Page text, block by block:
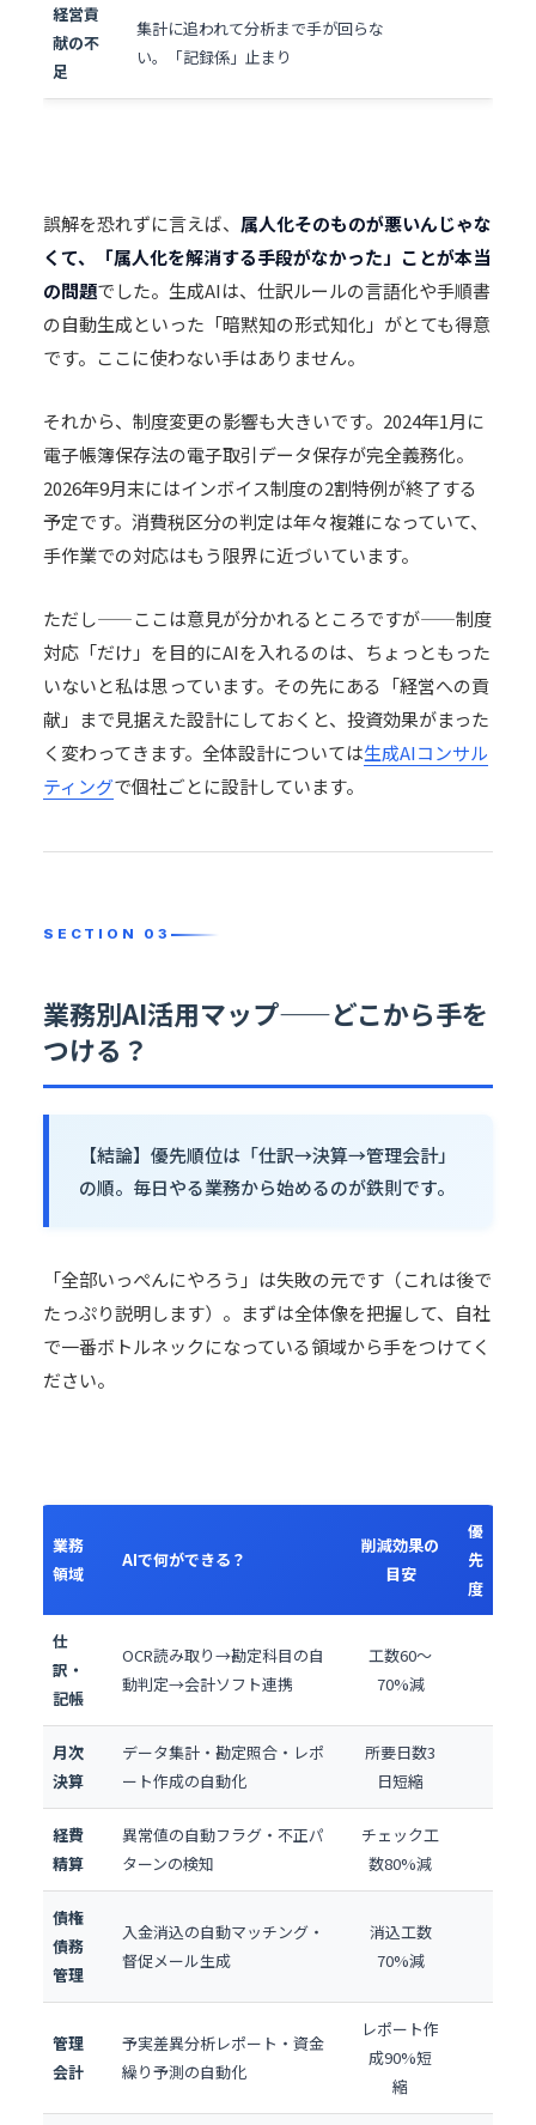
経営貢
献の不
足
集計に追われて分析まで手が回らな
い。「記録係」止まり
誤解を恐れずに言えば、 属人化そのものが悪いんじゃな
くて、「属人化を解消する手段がなかった」ことが本当
の問題でした。生成AIは、仕訳ルールの言語化や手順書
の自動生成といった「暗黙知の形式知化」がとても得意
です。ここに使わない手はありません。
それから、制度変更の影響も大きいです。2024年1月に
電子帳簿保存法の電子取引データ保存が完全義務化。
2026年9月末にはインボイス制度の2割特例が終了する
予定です。消費税区分の判定は年々複雑になっていて、
手作業での対応はもう限界に近づいています。
ただし——ここは意見が分かれるところですが——制度
対応「だけ」を目的にAIを入れるのは、ちょっともった
いないと私は思っています。その先にある「経営への貢
献」まで見据えた設計にしておくと、投資効果がまった
く変わってきます。全体設計については生成AIコンサル
ティングで個社ごとに設計しています。
業務別AI活用マップ——どこから手を
つける？
【結論】優先順位は「仕訳→決算→管理会計」
の順。毎日やる業務から始めるのが鉄則です。
「全部いっぺんにやろう」は失敗の元です（これは後で
たっぷり説明します）。まずは全体像を把握して、自社
で一番ボトルネックになっている領域から手をつけてく
ださい。
業務
領域
AIで何ができる？
削減効果の
目安
優
先
度
仕
訳・
記帳
OCR読み取り→勘定科目の自
動判定→会計ソフト連携
工数60〜
70%減
月次
決算
データ集計・勘定照合・レポ
ート作成の自動化
所要日数3
日短縮
経費
精算
異常値の自動フラグ・不正パ
ターンの検知
チェック工
数80%減
債権
債務
管理
入金消込の自動マッチング・
督促メール生成
消込工数
70%減
管理
会計
予実差異分析レポート・資金
繰り予測の自動化
レポート作
成90%短
縮